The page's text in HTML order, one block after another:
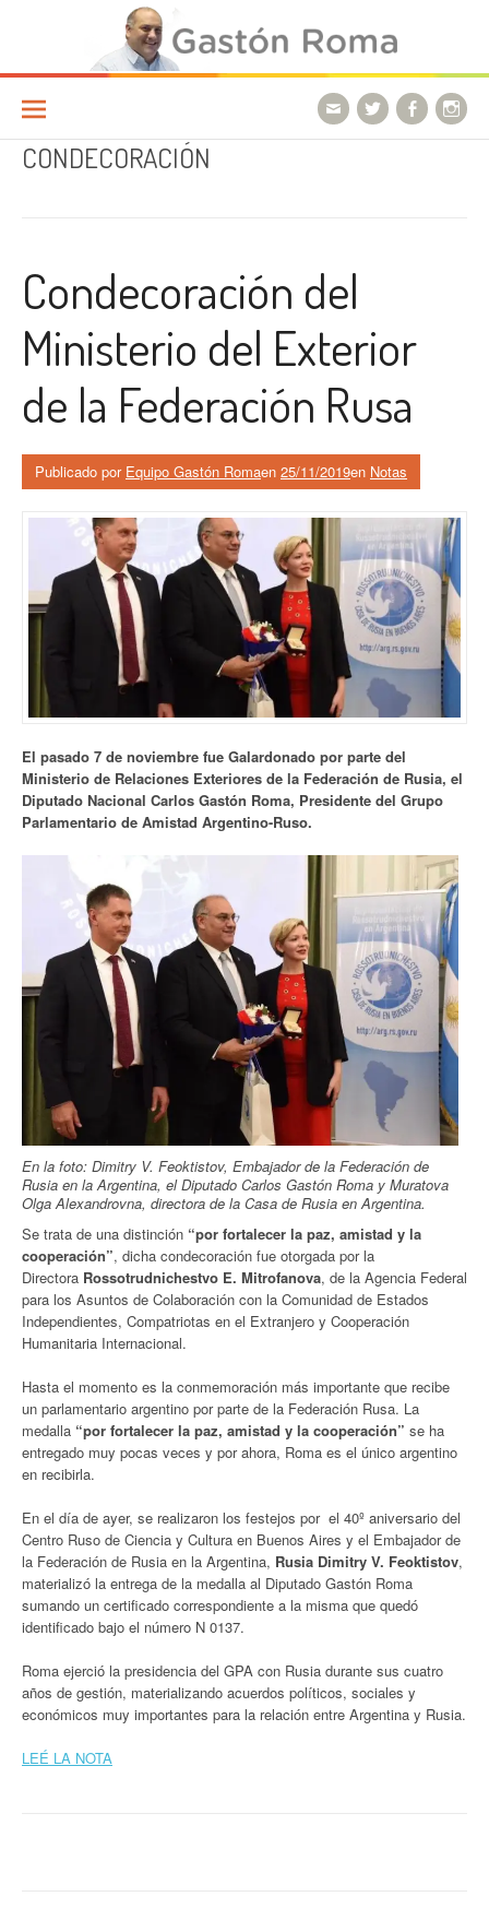
Ir a la página
CONDECORACIÓN
Condecoración del
Ministerio del Exterior
de la Federación Rusa
Publicado por Equipo Gastón Romaen 25/11/2019en Notas
El pasado 7 de noviembre fue Galardonado por parte del
Ministerio de Relaciones Exteriores de la Federación de Rusia, el
Diputado Nacional Carlos Gastón Roma, Presidente del Grupo
Parlamentario de Amistad Argentino-Ruso.
En la foto: Dimitry V. Feoktistov, Embajador de la Federación de
Rusia en la Argentina, el Diputado Carlos Gastón Roma y Muratova
Olga Alexandrovna, directora de la Casa de Rusia en Argentina.
Se trata de una distinción “por fortalecer la paz, amistad y la
cooperación”, dicha condecoración fue otorgada por la
Directora Rossotrudnichestvo E. Mitrofanova, de la Agencia Federal
para los Asuntos de Colaboración con la Comunidad de Estados
Independientes, Compatriotas en el Extranjero y Cooperación
Humanitaria Internacional.
Hasta el momento es la conmemoración más importante que recibe
un parlamentario argentino por parte de la Federación Rusa. La
medalla “por fortalecer la paz, amistad y la cooperación” se ha
entregado muy pocas veces y por ahora, Roma es el único argentino
en recibirla.
En el día de ayer, se realizaron los festejos por el 40º aniversario del
Centro Ruso de Ciencia y Cultura en Buenos Aires y el Embajador de
la Federación de Rusia en la Argentina, Rusia Dimitry V. Feoktistov,
materializó la entrega de la medalla al Diputado Gastón Roma
sumando un certificado correspondiente a la misma que quedó
identificado bajo el número N 0137.
Roma ejerció la presidencia del GPA con Rusia durante sus cuatro
años de gestión, materializando acuerdos políticos, sociales y
económicos muy importantes para la relación entre Argentina y Rusia.
LEÉ LA NOTA